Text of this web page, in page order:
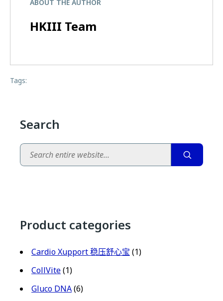
ABOUT THE AUTHOR
HKIII Team
Tags:
Search
Search
Product categories
Cardio Xupport 稳压舒心宝 (1)
CollVite(1)
Gluco DNA(6)